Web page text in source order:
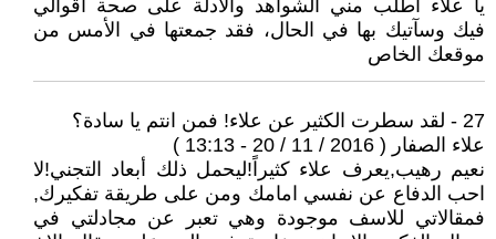
يا علاء اطلب مني الشواهد والأدلة على صحة أقوالي
فيك وسآتيك بها في الحال، فقد جمعتها في الأمس من
موقعك الخاص
27 - لقد سطرت الكثير عن علاء! فمن انتم يا سادة؟
علاء الصفار ( 2016 / 11 / 20 - 13:13 )
نعيم رهيب,يعرف علاء كثيراً!ليحمل ذلك أبعاد التجني!لا
احب الدفاع عن نفسي امامك ومن على طريقة تفكيرك,
فمقالاتي للاسف موجودة وهي تعبر عن مجادلتي في